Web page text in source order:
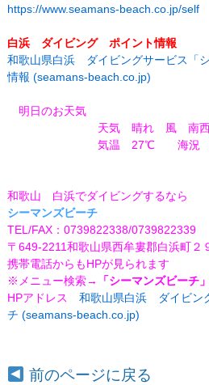
https://www.seamans-beach.co.jp/self
白浜 ダイビング ポイント情報
和歌山県白浜 ダイビングサービス「
情報 (seamans-beach.co.jp)
明日のお天気
天気 晴れ 風 南西6
気温 27℃ 海況
和歌山 白浜でダイビングするなら
シーマンズビーチ
TEL/FAX：0739822338/0739822339
〒649-2211和歌山県西牟婁郡白浜町２
携帯電話からもHPが見られます
※メニュー検索→「シーマンズビーチ」
HPアドレス 和歌山県白浜 ダイビン
チ (seamans-beach.co.jp)
前のページに戻る